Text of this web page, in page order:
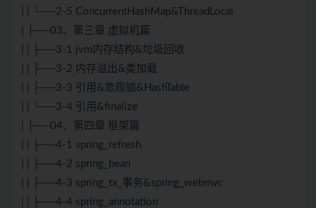
| | └──2-5 ConcurrentHashMap&ThreadLocal
| ├──03、第三章 虚拟机篇
| | ├──3-1 jvm内存结构&垃圾回收
| | ├──3-2 内存溢出&类加载
| | ├──3-3 引用&悲观锁&HashTable
| | └──3-4 引用&finalize
| ├──04、第四章 框架篇
| | ├──4-1 spring_refresh
| | ├──4-2 spring_bean
| | ├──4-3 spring_tx_事务&spring_webmvc
| | ├──4-4 spring_annotation